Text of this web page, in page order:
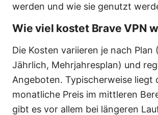
werden und wie sie genutzt
Wie viel kostet Brave VPN
Die Kosten variieren je nach Plan
Jährlich, Mehrjahresplan) und
Angeboten. Typischerweise liegt
monatliche Preis im mittleren
gibt es vor allem bei längeren